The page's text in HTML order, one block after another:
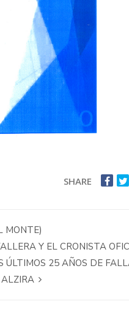
SHARE
MONTE)
Y EL CRONISTA
ÚLTIMOS 25 AÑOS DE